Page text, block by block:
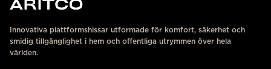
Innovativa plattformshissar utformade för komfort, säkerhet och
smidig tillgänglighet i hem och offentliga utrymmen över hela
världen.